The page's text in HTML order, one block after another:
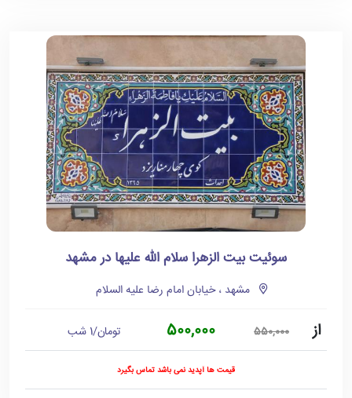
سوئیت بیت الزهرا سلام الله علیها در مشهد
مشهد ، خیابان امام رضا علیه السلام
از 550,000
500,000 تومان/1 شب
قیمت ها آپدید نمی باشد تماس بگیرد